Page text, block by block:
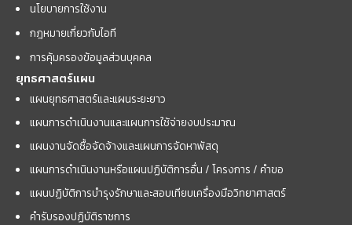
นโยบายการใช้งาน
กฎหมายเกี่ยวกับไอที
การคุ้มครองข้อมูลส่วนบุคคล
ยุทธศาสตร์แผน
แผนยุทธศาสตร์และแผนระยะยาว
แผนการดำเนินงานและแผนการใช้จ่ายงบประมาณ
แผนงานจัดซื้อจัดจ้างและแผนการจัดหาพัสดุ
แผนการดำเนินงานหรือแผนปฏิบัติการอื่น / โครงการ / คำขอ
แผนปฏิบัติการบำรุงรักษาและสอบเทียบเครื่องมือวิทยาศาสตร์
คำรับรองปฏิบัติราชการ